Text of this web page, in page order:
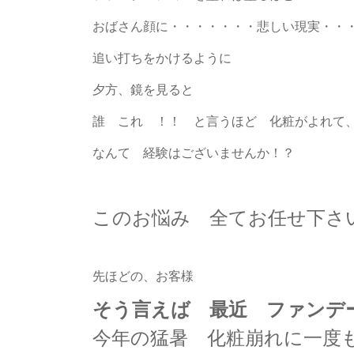
おばさん顔に・・・・・・・悲しい現実・・
追い打ちをかけるように
夕方、鏡を見ると
誰 これ ！！ と言うほど 化粧がよれて、
なんて 経験はございませんか！？
このお悩み 全てお任せ下さ
先ほどの、お客様
そう言えば 最近 ファンデ
今年の猛暑 化粧崩れに一度